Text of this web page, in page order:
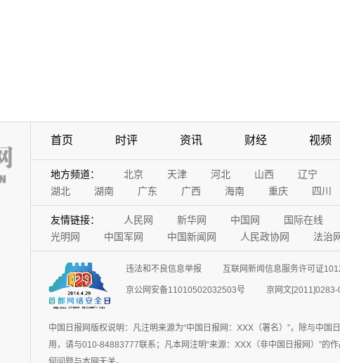
首页 时评 资讯 财经 视频
地方频道： 北京 天津 河北 山西 辽宁
湖北
湖南 广东 广西 海南 重庆 四川
友情链接： 人民网 新华网 中国网 国际在线
光明网
中国军网 中国新闻网 人民政协网 法治
违法和不良信息举报 互联网新闻信息服务许可证
京公网安备11010502032503号 京网文[2011]0283-
中国日报网版权说明：凡注明来源为“中国日报网：XXX（署名）”，除与中
用，请与010-84883777联系；凡本网注明“来源：XXX（非中国日报网）”的